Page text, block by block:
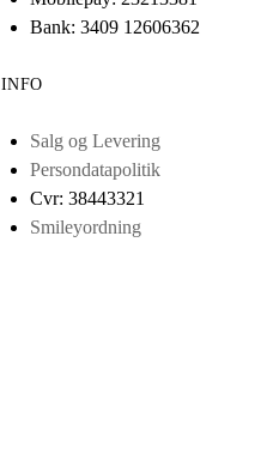
Bank: 3409 12606362
INFO
Salg og Levering
Persondatapolitik
Cvr: 38443321
Smileyordning